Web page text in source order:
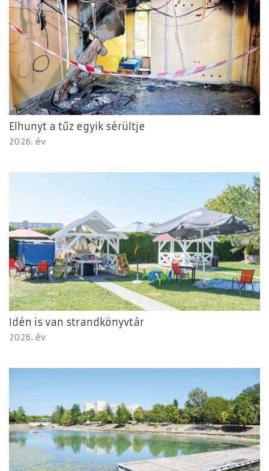
Elhunyt a tűz egyik sérültje
2026. év
Idén is van strandkönyvtár
2026. év